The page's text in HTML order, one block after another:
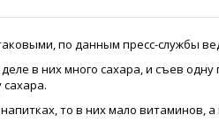
по данным пресс-службы
в них много сахара, и съев
то в них мало витаминов,